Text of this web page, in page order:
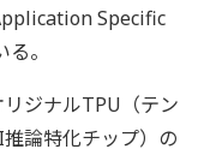
Specific
。
ジナルTPU（テン
論特化チップ）の